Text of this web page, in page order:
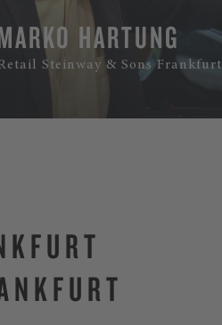
HARTUNG
Steinway & Sons Frankfurt